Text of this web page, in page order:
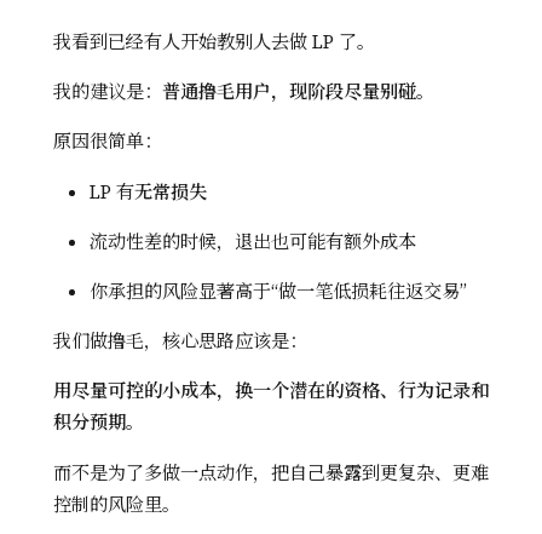
我看到已经有人开始教别人去做 LP 了。
我的建议是： 普通撸毛用户，现阶段尽量别碰。
原因很简单：
LP 有无常损失
流动性差的时候，退出也可能有额外成本
你承担的风险显著高于“做一笔低损耗往返交易”
我们做撸毛，核心思路应该是：
用尽量可控的小成本，换一个潜在的资格、行为记录和
积分预期。
而不是为了多做一点动作，把自己暴露到更复杂、更难
控制的风险里。